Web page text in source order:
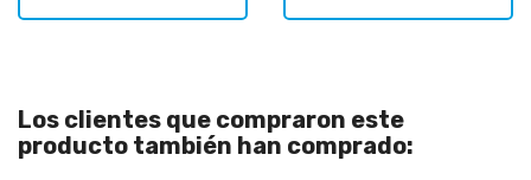
Los clientes que compraron este
producto también han comprado: